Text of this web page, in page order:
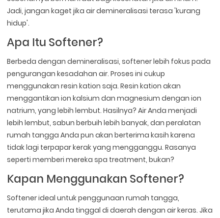
Jadi, jangan kaget jika air demineralisasi terasa 'kurang
hidup'.
Apa Itu Softener?
Berbeda dengan demineralisasi, softener lebih fokus pada
pengurangan kesadahan air. Proses ini cukup
menggunakan resin kation saja. Resin kation akan
menggantikan ion kalsium dan magnesium dengan ion
natrium, yang lebih lembut. Hasilnya? Air Anda menjadi
lebih lembut, sabun berbuih lebih banyak, dan peralatan
rumah tangga Anda pun akan berterima kasih karena
tidak lagi terpapar kerak yang mengganggu. Rasanya
seperti memberi mereka spa treatment, bukan?
Kapan Menggunakan Softener?
Softener ideal untuk penggunaan rumah tangga,
terutama jika Anda tinggal di daerah dengan air keras. Jika